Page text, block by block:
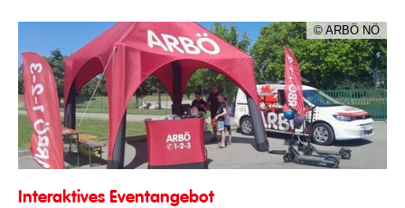
© ARBÖ NÖ
Interaktives Eventangebot